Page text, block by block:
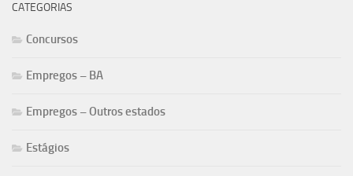
CATEGORIAS
Concursos
Empregos – BA
Empregos – Outros estados
Estágios